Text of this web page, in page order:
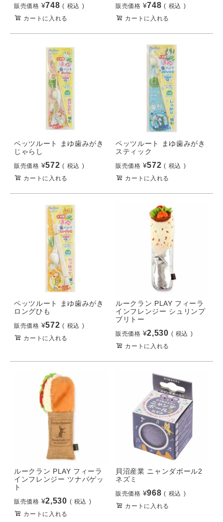
販売価格 ¥748
税込
カートに入れる
販売価格 ¥748
税込
カートに入れる
ペッツルート まゆ歯みがき
じゃらし
販売価格 ¥572
税込
カートに入れる
ペッツルート まゆ歯みがき
スティック
販売価格 ¥572
税込
カートに入れる
ペッツルート まゆ歯みがき
ロングひも
販売価格 ¥572
税込
カートに入れる
ルークラン PLAY フィーラ
インフレンジー シュリンプ
ブリトー
販売価格 ¥2,530
税込
カートに入れる
ルークラン PLAY フィーラ
インフレンジー ツナバゲッ
ト
販売価格 ¥2,530
税込
カートに入れる
貝沼産業 ニャンダボール2
ネズミ
販売価格 ¥968
税込
カートに入れる